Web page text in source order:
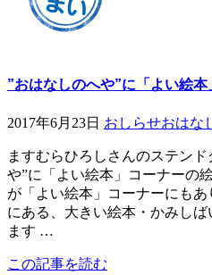
”おはなしのへや”に「よい絵本
2017年6月23日 おしらせおはな
ますむらひろしさんのステン
や”に「よい絵本」コーナーの
が「よい絵本」コーナーにも
にある、大きい絵本・かみし
ます …
この記事を読む